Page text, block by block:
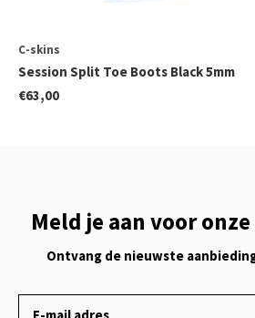
C-skins
Session Split Toe Boots Black 5mm
€63,00
Meld je aan voor
Ontvang de nieuwste